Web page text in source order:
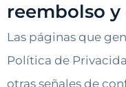
reembolso
Las páginas que
Política de
otras señales de